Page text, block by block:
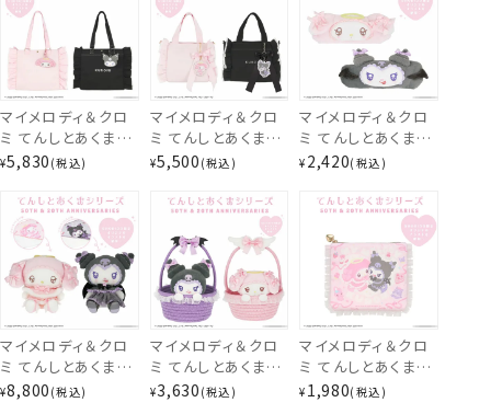
ミニトートバッグ
マイメロディ＆クロ
ミ てんしとあくまシ
リーズ トートバッグ
ロミ ＞ サンリオ 粧
美堂 SHOBIDO サ
ンリオ
¥5,830 税込
マイメロディ＆クロ
ミ てんしとあくまシ
リーズ ミニトートバ
/ クロミ ＞ サンリ
SHOBIDO サンリオ
¥5,500 税込
マイメロディ＆クロ
ミ てんしとあくまシ
リーズ ヘアターバン
ロミ ＞ サンリオ 粧
美堂 SHOBIDO サ
ンリオ
¥ 2,420 税込
マイメロディ＆クロ
ミ てんしとあくまシ
リーズ ブランケット
¥8,800 税込
マイメロディ＆クロ
ミ てんしとあくまシ
リーズ バスケット小
¥3,630 税込
マイメロディ＆クロ
ミ てんしとあくまシ
リーズ フラットポー
¥ 1,980 税込